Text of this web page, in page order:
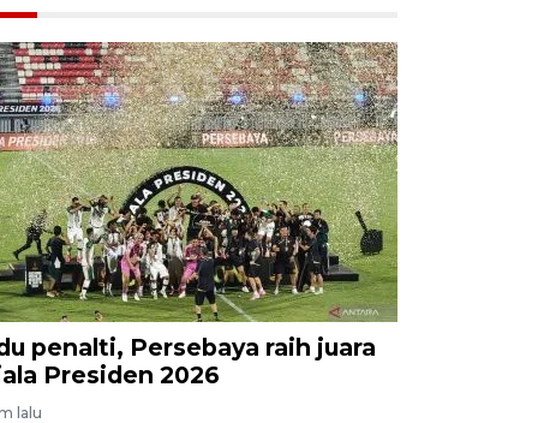
penalti, Persebaya raih juara
Presiden 2026
lalu